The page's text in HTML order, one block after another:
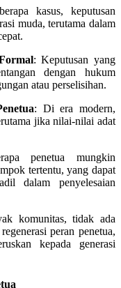
kasus, keputusan
muda, terutama dalam
: Keputusan yang
dengan hukum
atau perselisihan.
: Di era modern,
jika nilai-nilai adat
penetua mungkin
tertentu, yang dapat
dalam penyelesaian
komunitas, tidak ada
peran penetua,
kepada generasi